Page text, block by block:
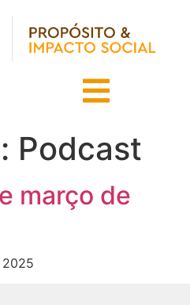
Podcast
março de